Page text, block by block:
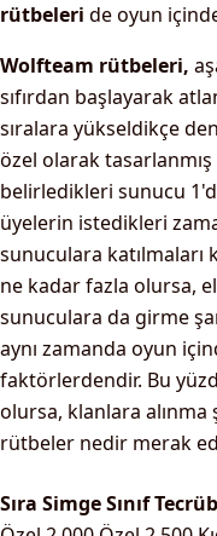
rütbeleri de oyun
Wolfteam rütbeleri,
sıfırdan başlayarak
sıralara yükseldikçe
özel olarak
belirledikleri sunucu
üyelerin istedikleri
sunuculara katılmaları
ne kadar fazla olursa,
sunuculara da girme
aynı zamanda oyun
faktörlerdendir. Bu
olursa, klanlara alınma
rütbeler nedir merak
Sıra SimgeSınıf